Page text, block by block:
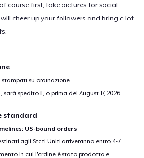
course first, take pictures for social
cheer up your followers and bring a lot
su ordinazione.
sarà spedito il, o prima delAugust 17, 2026.
standard
US-bound orders
agli Stati Uniti arriveranno entro 4-7
in cui l'ordine è stato prodotto e